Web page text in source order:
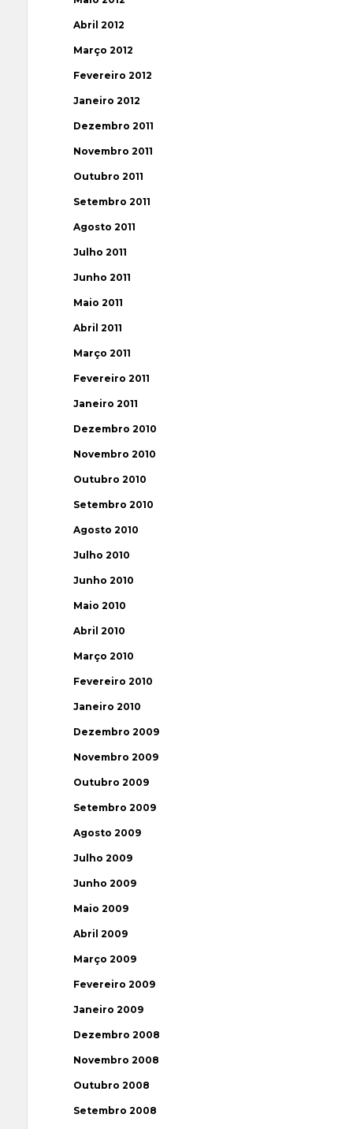
Abril 2012
Março 2012
Fevereiro 2012
Janeiro 2012
Dezembro 2011
Novembro 2011
Outubro 2011
Setembro 2011
Agosto 2011
Julho 2011
Junho 2011
Maio 2011
Abril 2011
Março 2011
Fevereiro 2011
Janeiro 2011
Dezembro 2010
Novembro 2010
Outubro 2010
Setembro 2010
Agosto 2010
Julho 2010
Junho 2010
Maio 2010
Abril 2010
Março 2010
Fevereiro 2010
Janeiro 2010
Dezembro 2009
Novembro 2009
Outubro 2009
Setembro 2009
Agosto 2009
Julho 2009
Junho 2009
Maio 2009
Abril 2009
Março 2009
Fevereiro 2009
Janeiro 2009
Dezembro 2008
Novembro 2008
Outubro 2008
Setembro 2008